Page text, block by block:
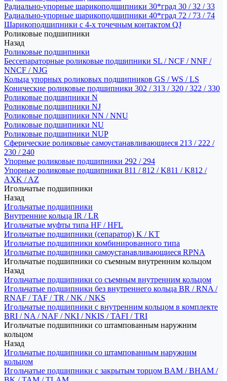
Радиально-упорные шарикоподшипники 30*град 30 / 32 / 33
Радиально-упорные шарикоподшипники 40*град 72 / 73 / 74
Шарикоподшипники с 4-х точечным контактом QJ
Роликовые подшипники
Назад
Роликовые подшипники
Бессепараторные роликовые подшипники SL / NCF / NNF /
NNCF / NJG
Кольца упорных роликовых подшипников GS / WS / LS
Конические роликовые подшипники 302 / 313 / 320 / 322 / 330
Роликовые подшипники N
Роликовые подшипники NJ
Роликовые подшипники NN / NNU
Роликовые подшипники NU
Роликовые подшипники NUP
Сферические роликовые самоустанавливающиеся 213 / 222 /
230 / 240
Упорные роликовые подшипники 292 / 294
Упорные роликовые подшипники 811 / 812 / K811 / K812 /
AXK / AZ
Игольчатые подшипники
Назад
Игольчатые подшипники
Внутренние кольца IR / LR
Игольчатые муфты типа HF / HFL
Игольчатые подшипники (сепаратор) K / KT
Игольчатые подшипники комбинированного типа
Игольчатые подшипники самоустанавливающиеся RPNA
Игольчатые подшипники со съемным внутренним кольцом
Назад
Игольчатые подшипники со съемным внутренним кольцом
Игольчатые подшипники без внутреннего кольца BR / RNA /
RNAF / TAF / TR / NK / NKS
Игольчатые подшипники с внутренним кольцом в комплекте
BRI / NA / NAF / NKI / NKIS / TAFI / TRI
Игольчатые подшипники со штампованным наружним
кольцом
Назад
Игольчатые подшипники со штампованным наружним
кольцом
Игольчатые подшипники с закрытым торцом BAM / BHAM /